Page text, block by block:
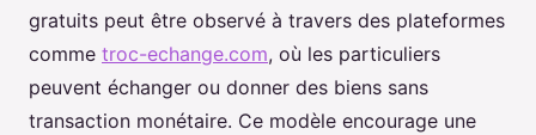
gratuits peut être observé à travers des plateformes
comme troc-echange.com, où les particuliers
peuvent échanger ou donner des biens sans
transaction monétaire. Ce modèle encourage une